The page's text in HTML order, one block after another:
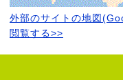
外部のサイトの地図
閲覧する>>